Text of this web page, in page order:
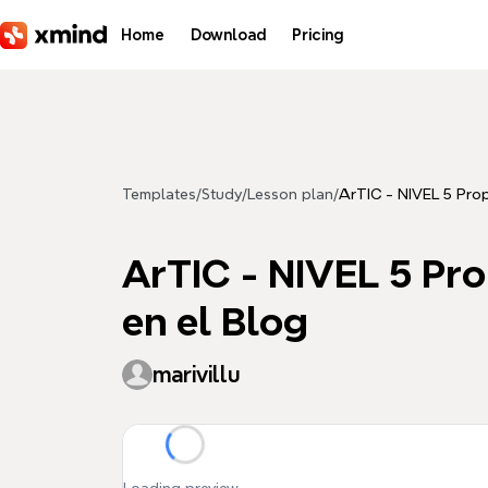
Home Download Pricing
Templates/Study/ Lesson plan/ArTIC - NIVEL 5
ArTIC - NIVEL 5
en el Blog
marivillu